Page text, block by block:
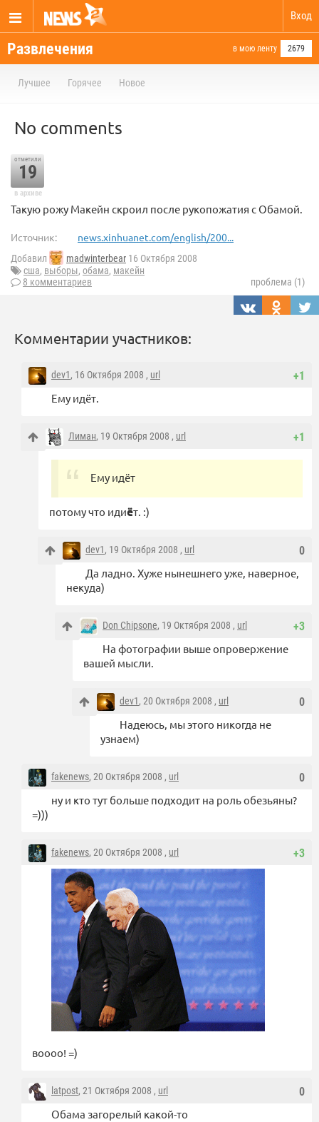
Вход
Развлечения в мою ленту 2679
Лучшее Горячее Новое
No comments
отметили
19
в архиве
Такую рожу Макейн скроил после рукопожатия с Обамой.
Источник: news.xinhuanet.com/english/200...
Добавил madwinterbear 16 Октября 2008
сша, выборы, обама, макейн
8 комментариев
проблема (1)
Комментарии участников:
+1
dev1, 16 Октября 2008 , url
Ему идёт.
+1
Лиман, 19 Октября 2008 , url
Ему идёт
потому что идиёт. :)
0
dev1, 19 Октября 2008 , url
Да ладно. Хуже нынешнего уже, наверное,
некуда)
+3
Don Chipsone, 19 Октября 2008 , url
На фотографии выше опровержение
вашей мысли.
0
dev1, 20 Октября 2008 , url
Надеюсь, мы этого никогда не
узнаем)
0
fakenews, 20 Октября 2008 , url
ну и кто тут больше подходит на роль обезьяны?
=)))
+3
fakenews, 20 Октября 2008 , url
воооо! =)
0
latpost, 21 Октября 2008 , url
Обама загорелый какой-то